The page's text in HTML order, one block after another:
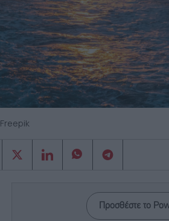
Προσθέστε το